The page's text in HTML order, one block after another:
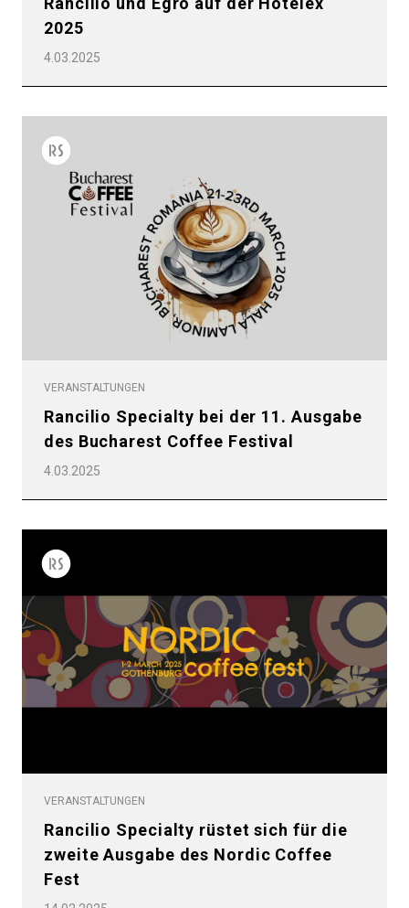
2025
4.03.2025
VERANSTALTUNGEN
Rancilio Specialty bei der 11. Ausgabe
des Bucharest Coffee Festival
4.03.2025
VERANSTALTUNGEN
Rancilio Specialty rüstet sich für die
zweite Ausgabe des Nordic Coffee
Fest